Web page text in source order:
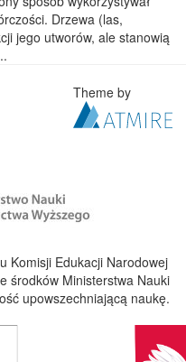
Drzewa (las,
jego utworów, ale stanowią
Theme by
Komisji Edukacji Narodowej
środków Ministerstwa Nauki
upowszechniającą naukę.